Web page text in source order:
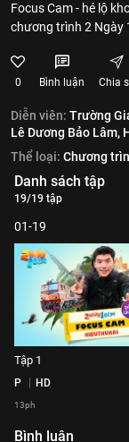
Focus Cam - hé lộ
chương trình 2 Ngày
0 Bình luận Chia
Diễn viên: Trường
Lê Dương Bảo Lâm,
Thể loại: Chương
Danh sách tập
19/19 tập
01-19
Tập 1
P HD
13ph
Bình luận